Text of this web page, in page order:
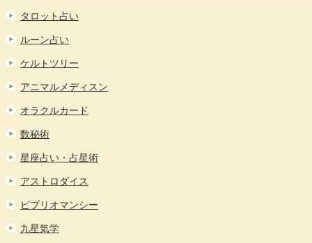
タロット占い
ルーン占い
ケルトツリー
アニマルメディスン
オラクルカード
数秘術
星座占い・占星術
アストロダイス
ビブリオマンシー
九星気学